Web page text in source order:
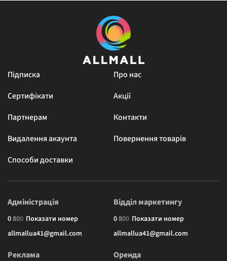
Підписка
Про нас
Сертифікати
Акції
Партнерам
Контакти
Видалення акаунта
Повернення товарів
Способи доставки
Адміністрація
0800 Показати номер
allmallua41@gmail.com
Відділ маркетингу
0800 Показати номер
allmallua41@gmail.com
Реклама Оренда